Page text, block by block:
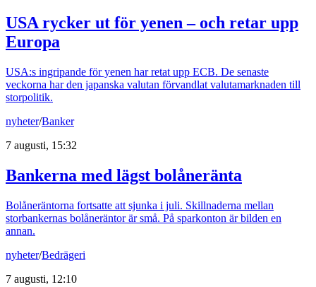
USA rycker ut för yenen – och retar upp
Europa
USA:s ingripande för yenen har retat upp ECB. De senaste
veckorna har den japanska valutan förvandlat valutamarknaden till
storpolitik.
nyheter/Banker
7 augusti, 15:32
Bankerna med lägst bolåneränta
Bolåneräntorna fortsatte att sjunka i juli. Skillnaderna mellan
storbankernas bolåneräntor är små. På sparkonton är bilden en
annan.
nyheter/Bedrägeri
7 augusti, 12:10